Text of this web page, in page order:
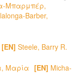
Μπαρμπέρ,
Barber,
[EN] Steele, Barry R.
Μαρία [EN] Micha-